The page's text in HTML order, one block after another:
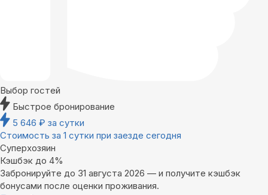
Выбор гостей
Быстрое бронирование
5 646 ₽ за сутки
Стоимость за 1 сутки при заезде сегодня
Суперхозяин
Кэшбэк до 4%
Забронируйте до 31 августа 2026 — и получите кэшбэк
бонусами после оценки проживания.